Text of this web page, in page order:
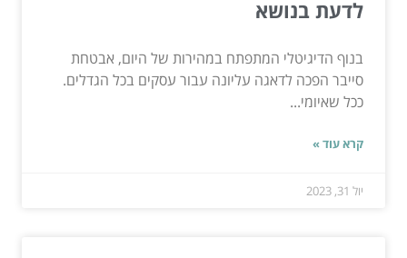
לדעת בנושא
בנוף הדיגיטלי המתפתח במהירות של היום, אבטחת
סייבר הפכה לדאגה עליונה עבור עסקים בכל הגדלים.
ככל שאיומי...
קרא עוד »
יול 31, 2023